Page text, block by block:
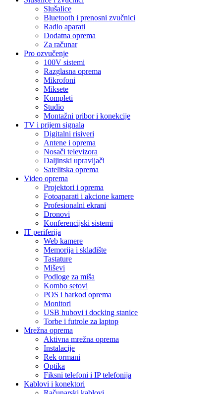
Slušalice
Bluetooth i prenosni zvučnici
Radio aparati
Dodatna oprema
Za računar
Pro ozvučenje
100V sistemi
Razglasna oprema
Mikrofoni
Miksete
Kompleti
Studio
Montažni pribor i konekcije
TV i prijem signala
Digitalni risiveri
Antene i oprema
Nosači televizora
Daljinski upravljači
Satelitska oprema
Video oprema
Projektori i oprema
Fotoaparati i akcione kamere
Profesionalni ekrani
Dronovi
Konferencijski sistemi
IT periferija
Web kamere
Memorija i skladište
Tastature
Miševi
Podloge za miša
Kombo setovi
POS i barkod oprema
Monitori
USB hubovi i docking stanice
Torbe i futrole za laptop
Mrežna oprema
Aktivna mrežna oprema
Instalacije
Rek ormani
Optika
Fiksni telefoni i IP telefonija
Kablovi i konektori